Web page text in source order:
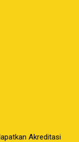
Akreditasi